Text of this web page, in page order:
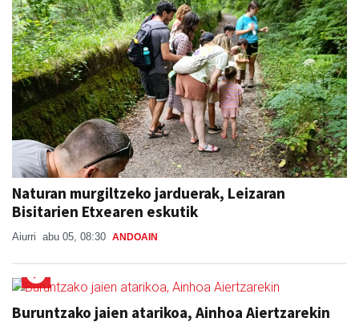
Naturan murgiltzeko jarduerak, Leizaran
Bisitarien Etxearen eskutik
Aiurri abu 05, 08:30 ANDOAIN
Buruntzako jaien atarikoa, Ainhoa Aiertzarekin